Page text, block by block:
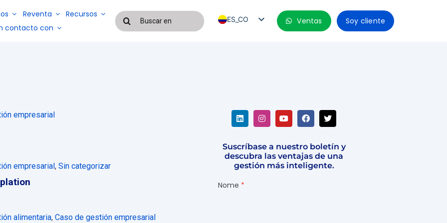
control de
Reventa Recursos
contacto con
Buscar:
ES_CO
ES_CL
Ventas Soy cliente
empresarial
empresarial, Sin categorizar
alimentaria, Caso de gestión empresarial
Suscríbase a nuestro boletín y
descubra las ventajas de una
gestión más inteligente.
Nome